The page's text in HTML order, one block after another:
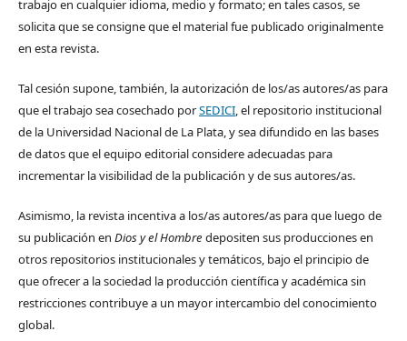
trabajo en cualquier idioma, medio y formato; en tales casos, se
solicita que se consigne que el material fue publicado originalmente
en esta revista.
Tal cesión supone, también, la autorización de los/as autores/as para
que el trabajo sea cosechado porSEDICI, el repositorio institucional
de la Universidad Nacional de La Plata, y sea difundido en las bases
de datos que el equipo editorial considere adecuadas para
incrementar la visibilidad de la publicación y de sus autores/as.
Asimismo, la revista incentiva a los/as autores/as para que luego de
su publicación en Dios y el Hombre depositen sus producciones en
otros repositorios institucionales y temáticos, bajo el principio de
que ofrecer a la sociedad la producción científica y académica sin
restricciones contribuye a un mayor intercambio del conocimiento
global.